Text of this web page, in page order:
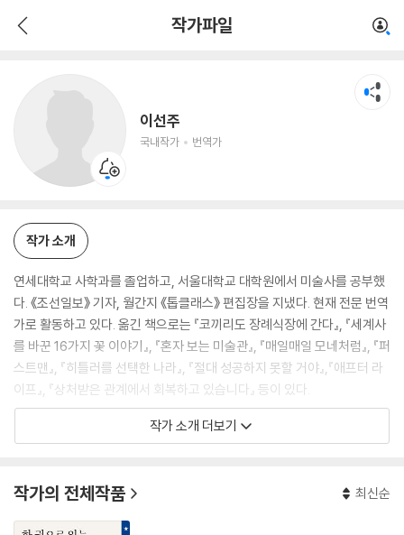
작가파일
이선주
국내작가 번역가
작가 소개
연세대학교 사학과를 졸업하고, 서울대학교 대학원에서 미술사를 공부했
다. 《조선일보》 기자, 월간지 《톱클래스》 편집장을 지냈다. 현재 전문 번역
가로 활동하고 있다. 옮긴 책으로는 『코끼리도 장례식장에 간다』, 『세계사
를 바꾼 16가지 꽃 이야기』, 『혼자 보는 미술관』, 『매일매일 모네처럼』, 『퍼
스트맨』, 『히틀러를 선택한 나라』, 『절대 성공하지 못할 거야』,『애프터 라
이프』, 『상처받은 관계에서 회복하고 있습니다』 등이 있다.
작가 소개 더보기
작가의 전체작품 최신순